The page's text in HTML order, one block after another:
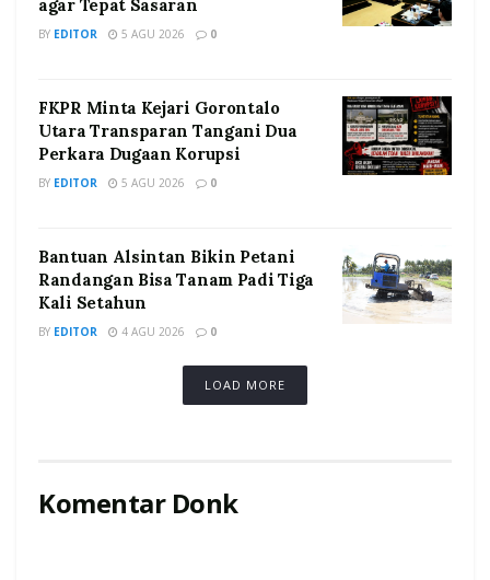
agar Tepat Sasaran
BY EDITOR 5 AGU 2026 0
FKPR Minta Kejari Gorontalo
Utara Transparan Tangani Dua
Perkara Dugaan Korupsi
BY EDITOR 5 AGU 2026 0
Bantuan Alsintan Bikin Petani
Randangan Bisa Tanam Padi Tiga
Kali Setahun
BY EDITOR 4 AGU 2026 0
LOAD MORE
Komentar Donk